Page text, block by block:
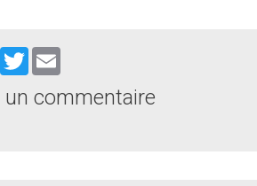
Facebook
Twitter
commentaire